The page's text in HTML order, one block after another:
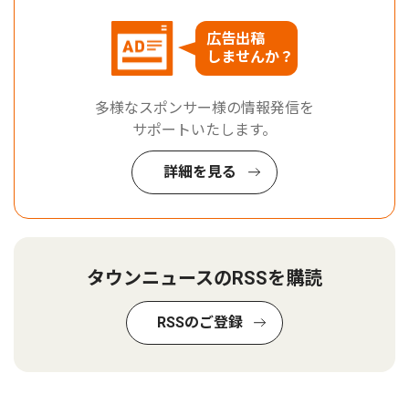
広告出稿
しませんか？
多様なスポンサー様の情報発信を
サポートいたします。
詳細を見る
タウンニュースのRSSを購読
RSSのご登録